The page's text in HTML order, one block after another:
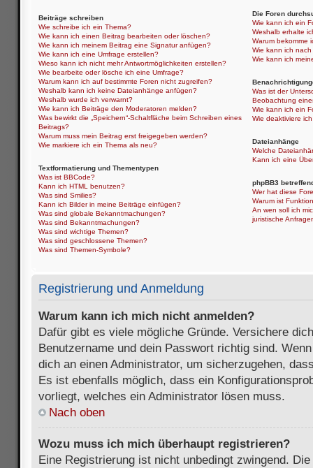
Beiträge schreiben
Wie schreibe ich ein Thema?
Wie kann ich einen Beitrag bearbeiten oder löschen?
Wie kann ich meinem Beitrag eine Signatur anfügen?
Wie kann ich eine Umfrage erstellen?
Wieso kann ich nicht mehr Antwortmöglichkeiten erstellen?
Wie bearbeite oder lösche ich eine Umfrage?
Warum kann ich auf bestimmte Foren nicht zugreifen?
Weshalb kann ich keine Dateianhänge anfügen?
Weshalb wurde ich verwarnt?
Wie kann ich Beiträge den Moderatoren melden?
Was bewirkt die „Speichern“-Schaltfläche beim Schreiben eines
Beitrags?
Warum muss mein Beitrag erst freigegeben werden?
Wie markiere ich ein Thema als neu?
Textformatierung und Thementypen
Was ist BBCode?
Kann ich HTML benutzen?
Was sind Smilies?
Kann ich Bilder in meine Beiträge einfügen?
Was sind globale Bekanntmachungen?
Was sind Bekanntmachungen?
Was sind wichtige Themen?
Was sind geschlossene Themen?
Was sind Themen-Symbole?
Die Foren
Wie kann ich ein
Weshalb erhalte
Warum bekomme
Wie kann ich
Wie kann ich
Was ist der
Beobachtung
Wie kann ich ein
Wie deaktiviere
Dateianhänge
Welche
Kann ich eine
phpBB3
Wer hat diese
Warum ist
An wen soll ich
juristische
Registrierung und Anmeldung
Warum kann ich mich nicht anmelden?
Dafür gibt es viele mögliche Gründe. Versichere
Benutzername und dein Passwort richtig sind.
dich an einen Administrator, um sicherzugehen,
Es ist ebenfalls möglich, dass ein
vorliegt, welches ein Administrator lösen muss.
Nach oben
Wozu muss ich mich überhaupt registrieren?
Eine Registrierung ist nicht unbedingt zwingend.